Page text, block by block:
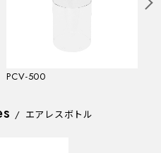
PCV-500
/ エアレスボトル